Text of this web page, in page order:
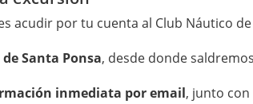
acudir por tu cuenta al Club Náutico
Santa Ponsa, desde donde
inmediata por email, junto con